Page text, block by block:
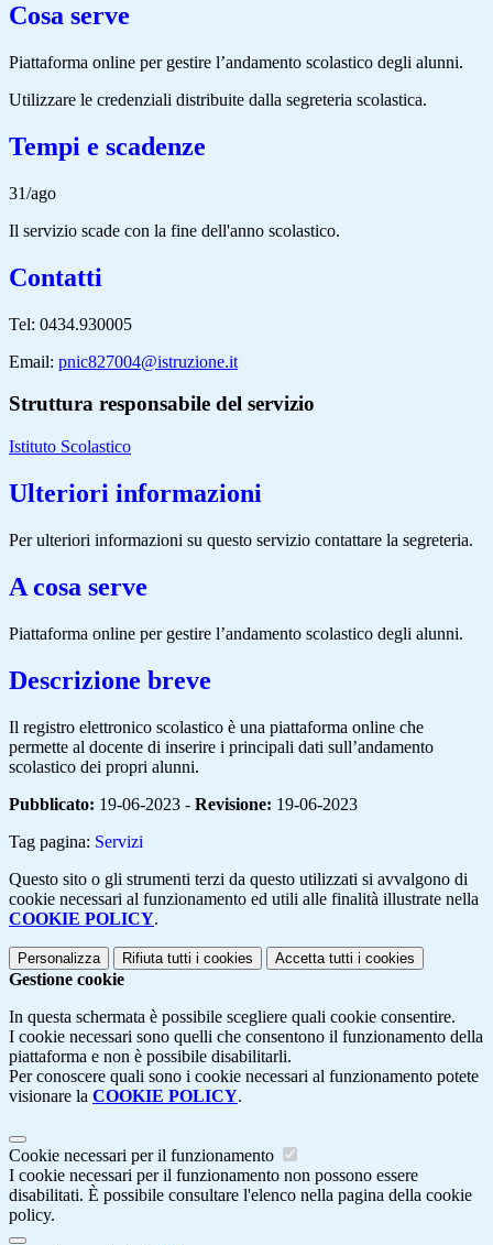
Cosa serve
Piattaforma online per gestire l’andamento scolastico degli alunni.
Utilizzare le credenziali distribuite dalla segreteria scolastica.
Tempi e scadenze
31/ago
Il servizio scade con la fine dell'anno scolastico.
Contatti
Tel: 0434.930005
Email: pnic827004@istruzione.it
Struttura responsabile del servizio
Istituto Scolastico
Ulteriori informazioni
Per ulteriori informazioni su questo servizio contattare la segreteria.
A cosa serve
Piattaforma online per gestire l’andamento scolastico degli alunni.
Descrizione breve
Il registro elettronico scolastico è una piattaforma online che
permette al docente di inserire i principali dati sull’andamento
scolastico dei propri alunni.
Pubblicato: 19-06-2023 - Revisione: 19-06-2023
Tag pagina: Servizi
Questo sito o gli strumenti terzi da questo utilizzati si avvalgono di
cookie necessari al funzionamento ed utili alle finalità illustrate nella
COOKIE POLICY.
Personalizza Rifiuta tutti i cookies Accetta tutti i cookies
Gestione cookie
In questa schermata è possibile scegliere quali cookie consentire.
I cookie necessari sono quelli che consentono il funzionamento della
piattaforma e non è possibile disabilitarli.
Per conoscere quali sono i cookie necessari al funzionamento potete
visionare la COOKIE POLICY.
Cookie necessari per il funzionamento
I cookie necessari per il funzionamento non possono essere
disabilitati. È possibile consultare l'elenco nella pagina della cookie
policy.